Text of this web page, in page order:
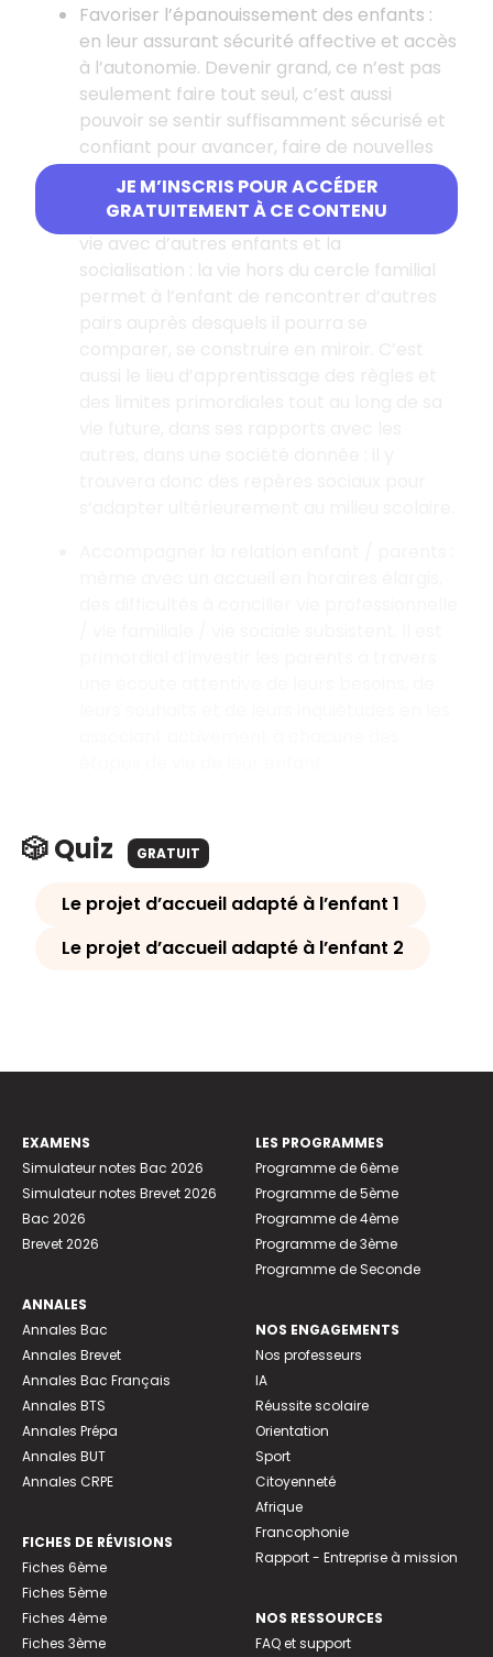
JE M’INSCRIS POUR ACCÉDER
GRATUITEMENT À CE CONTENU
Favoriser l’épanouissement des enfants :
en leur assurant sécurité affective et accès
à l’autonomie. Devenir grand, ce n’est pas
seulement faire tout seul, c’est aussi
pouvoir se sentir suffisamment sécurisé et
confiant pour avancer, faire de nouvelles
Permettre à l’enfant l’apprentissage de la
vie avec d’autres enfants et la
socialisation : la vie hors du cercle familial
permet à l’enfant de rencontrer d’autres
🎲 Quiz GRATUIT
Le projet d’accueil adapté à l’enfant 1
Le projet d’accueil adapté à l’enfant 2
EXAMENS
Simulateur notes Bac 2026
Simulateur notes Brevet 2026
Bac 2026
Brevet 2026
ANNALES
Annales Bac
Annales Brevet
Annales Bac Français
Annales BTS
Annales Prépa
Annales BUT
Annales CRPE
FICHES DE RÉVISIONS
Fiches 6ème
Fiches 5ème
Fiches 4ème
Fiches 3ème
LES PROGRAMMES
Programme de 6ème
Programme de 5ème
Programme de 4ème
Programme de 3ème
Programme de Seconde
NOS ENGAGEMENTS
Nos professeurs
IA
Réussite scolaire
Orientation
Sport
Citoyenneté
Afrique
Francophonie
Rapport - Entreprise à mission
NOS RESSOURCES
FAQ et support